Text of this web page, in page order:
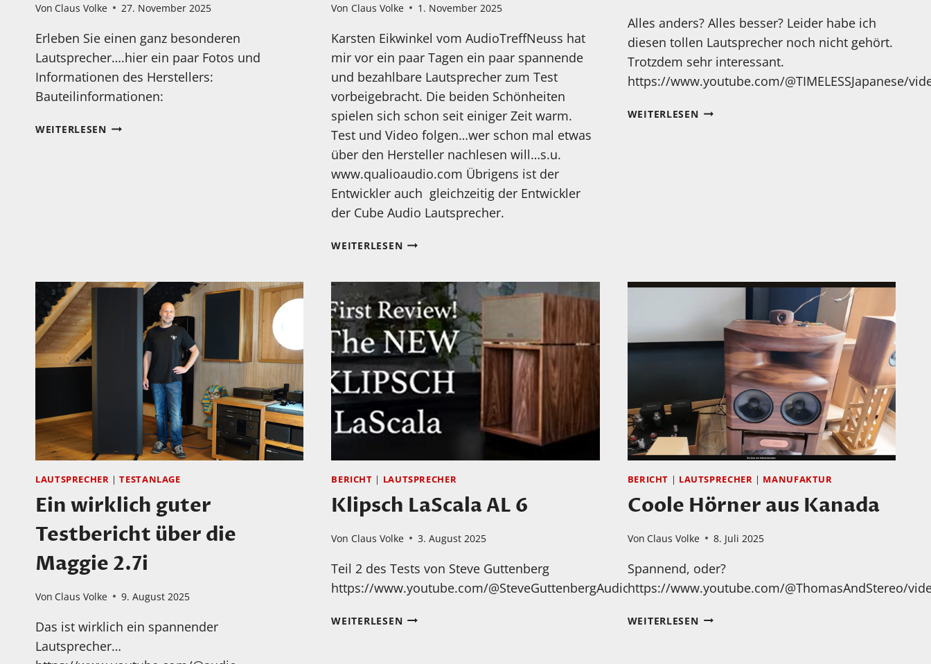
Von Claus Volke 27. November 2025
Erleben Sie einen ganz besonderen
Lautsprecher….hier ein paar Fotos und
Informationen des Herstellers:
Bauteilinformationen:
WEITERLESENAM
Von Claus Volke 1. November 2025
Karsten Eikwinkel vom AudioTreffNeuss hat
mir vor ein paar Tagen ein paar spannende
und bezahlbare Lautsprecher zum Test
vorbeigebracht. Die beiden Schönheiten
spielen sich schon seit einiger Zeit warm.
Test und Video folgen…wer schon mal etwas
über den Hersteller nachlesen will…s.u.
www.qualioaudio.com Übrigens ist der
Entwickler auch gleichzeitig der Entwickler
der Cube Audio Lautsprecher.
WEITERLESENNEUER
ARBEIT…
SEHR
INTERESSANTE
LAUTSPRECHER!
Alles anders? Alles besser? Leider habe ich
diesen tollen Lautsprecher noch nicht gehört.
Trotzdem sehr interessant.
https://www.youtube.com/@TIMELESSJapanese/
WEITERLESENEIN
LAUTSPRECHER |TESTANLAGE
Ein wirklich guter
Testbericht über die
Maggie 2.7i
Von Claus Volke 9. August 2025
Das ist wirklich ein spannender
Lautsprecher…
BERICHT | LAUTSPRECHER
Klipsch LaScala AL 6
Von Claus Volke 3. August 2025
Teil 2 des Tests von Steve Guttenberg
https://www.youtube.com/@SteveGuttenbergAudiophiliac/videos
WEITERLESENKLIPSCH
BERICHT | LAUTSPRECHER | MANUFAKTUR
Coole Hörner aus Kanada
Von Claus Volke 8. Juli 2025
Spannend, oder?
https://www.youtube.com/@ThomasAndStereo/
WEITERLESENCOOLE